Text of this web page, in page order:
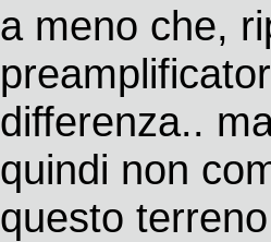
a meno che,
differenza..
quindi non
questo